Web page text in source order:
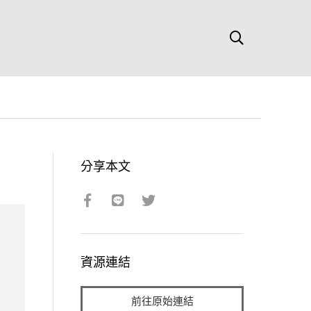
分享本文
資源連結
前往原始連結